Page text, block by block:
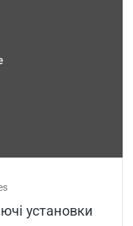
установки